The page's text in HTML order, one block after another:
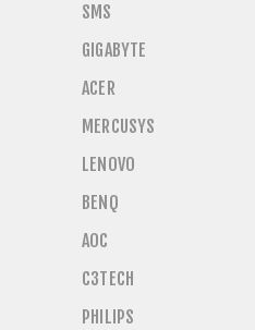
SMS
GIGABYTE
ACER
MERCUSYS
LENOVO
BENQ
AOC
C3TECH
PHILIPS